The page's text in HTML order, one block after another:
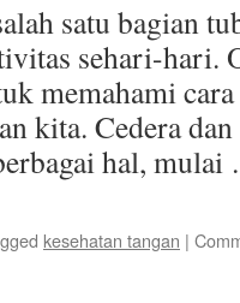
satu bagian
sehari-hari.
memahami cara
kita. Cedera
hal,
kesehatan tangan |